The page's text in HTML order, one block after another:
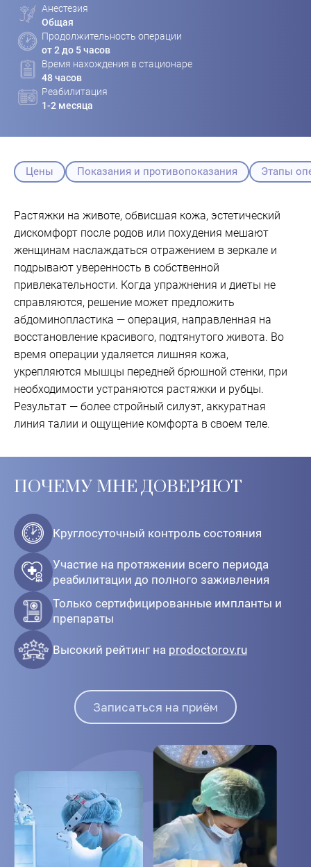
Анестезия
Общая
Продолжительность операции
от 2 до 5 часов
Время нахождения в стационаре
48 часов
Реабилитация
1-2 месяца
Цены Показания и противопоказания Этапы
Растяжки на животе, обвисшая кожа, эстетический
дискомфорт после родов или похудения мешают
женщинам наслаждаться отражением в зеркале и
подрывают уверенность в собственной
привлекательности. Когда упражнения и диеты не
справляются, решение может предложить
абдоминопластика — операция, направленная на
восстановление красивого, подтянутого живота. Во
время операции удаляется лишняя кожа,
укрепляются мышцы передней брюшной стенки, при
необходимости устраняются растяжки и рубцы.
Результат — более стройный силуэт, аккуратная
линия талии и ощущение комфорта в своем теле.
ПОЧЕМУ МНЕ ДОВЕРЯЮТ
Круглосуточный контроль состояния
Участие на протяжении всего периода
реабилитации до полного заживления
Только сертифицированные импланты и
препараты
Высокий рейтинг на prodoctorov.ru
Записаться на приём